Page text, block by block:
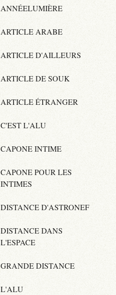
ANNÉELUMIÈRE
ARTICLE ARABE
ARTICLE D'AILLEURS
ARTICLE DE SOUK
ARTICLE ÉTRANGER
C'EST L'ALU
CAPONE INTIME
CAPONE POUR LES
INTIMES
DISTANCE D'ASTRONEF
DISTANCE DANS
L'ESPACE
GRANDE DISTANCE
L'ALU